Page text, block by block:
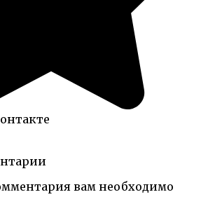
вам необходимо